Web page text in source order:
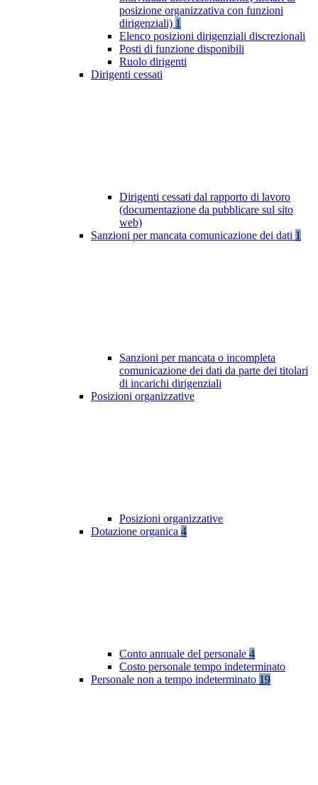
posizione organizzativa con funzioni
dirigenziali) 1
Elenco posizioni dirigenziali discrezionali
Posti di funzione disponibili
Ruolo dirigenti
Dirigenti cessati
Dirigenti cessati dal rapporto di lavoro
(documentazione da pubblicare sul sito
web)
Sanzioni per mancata comunicazione dei dati 1
Sanzioni per mancata o incompleta
comunicazione dei dati da parte dei titolari
di incarichi dirigenziali
Posizioni organizzative
Posizioni organizzative
Dotazione organica 4
Conto annuale del personale 4
Costo personale tempo indeterminato
Personale non a tempo indeterminato 19